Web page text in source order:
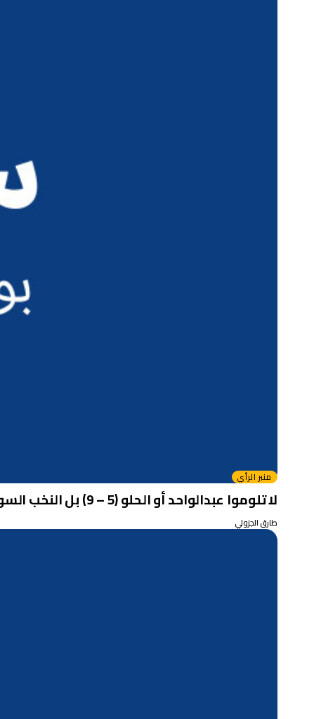
منبر الرأي
لا تلوموا عبدالواحد أو الحلو (5 – 9) بل النخب السودانية لعدم التزامها بالقيم الأخلاقية الإنسانية منذ المهدية .. بقلم: عبدالله مصطفى آدم/بيرث/أستراليا
طارق الجزولي